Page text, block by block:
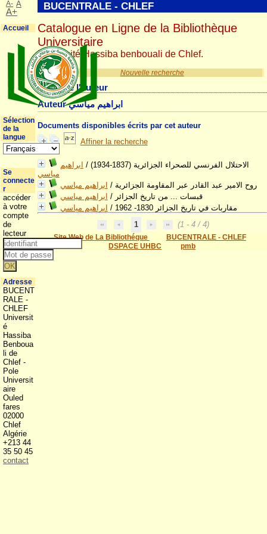
Nouvelle recherche
Détail de l'auteur
Auteur ابراهيم مياسي
Documents disponibles écrits par cet auteur
Affiner la recherche
الاحتلال الفرنسي للصحراء الجزائرية (1837-1934) / ابراهيم
مياسي
روح الامير عبد القادر عبر المقاومة الجزائرية / ابراهيم مياسي
قبسات ... من تاريخ الجزائر / ابراهيم مياسي
مقاربات في تاريخ الجزائر 1830- 1962
/ ابراهيم مياسي
1
(1 - 4 / 4)
Site Web de La Bibliothéque
BUCENTRALE - CHLEF
DSPACE UHBC
pmb
BUCENTRALE - CHLEF
Catalogue en Ligne de la Bibliothèque
Universitaire
Université Hassiba benbouali de Chlef.
A- A
A+
Accueil
Sélection
de la
langue
Se
connecte
r
accéder
à votre
compte
de
lecteur
Adresse
BUCENT
RALE -
CHLEF
Universit
é
Hassiba
Benboua
li de
Chlef -
Pole
Universit
aire
Ouled
fares
02000
Chlef
Algérie
+213 44
35 50 45
contact